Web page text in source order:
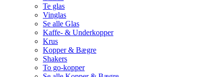
Te glas
Vinglas
Se alle Glas
Kaffe- & Underkopper
Krus
Kopper & Bægre
Shakers
To go-kopper